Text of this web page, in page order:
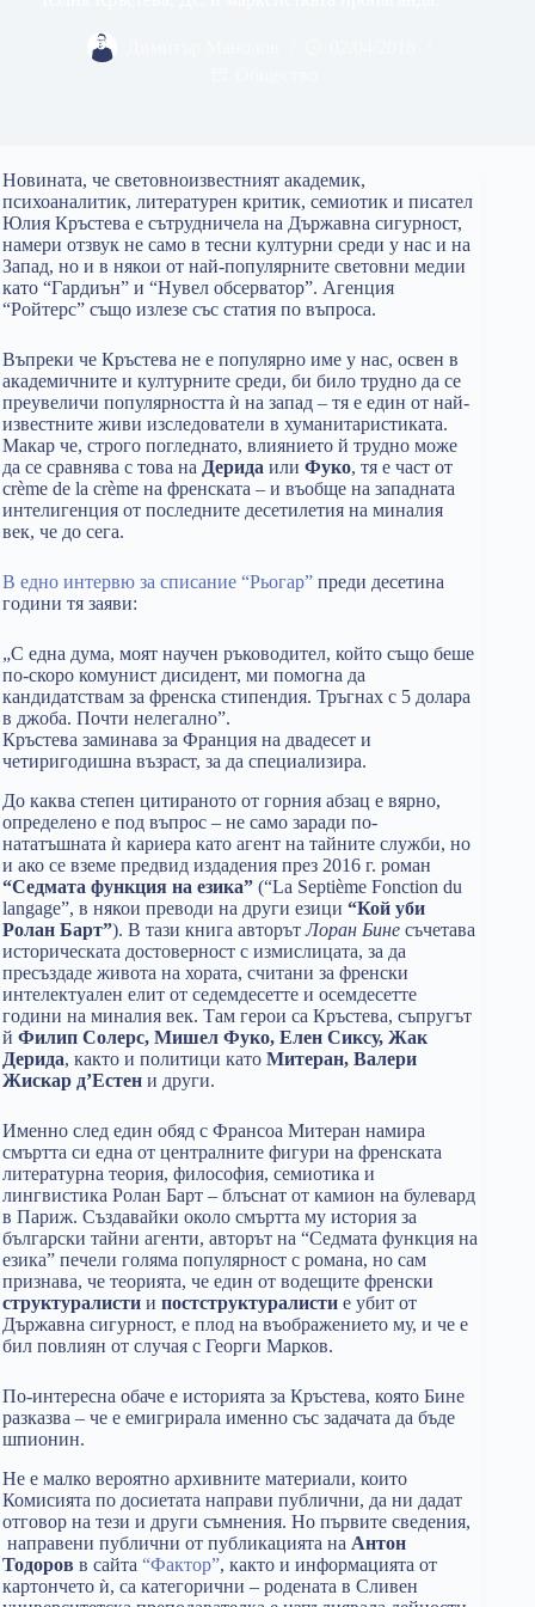
Новината, че световноизвестният академик,
психоаналитик, литературен критик, семиотик и писател
Юлия Кръстева е сътрудничела на Държавна сигурност,
намери отзвук не само в тесни културни среди у нас и на
Запад, но и в някои от най-популярните световни медии
като “Гардиън” и “Нувел обсерватор”. Агенция
“Ройтерс” също излезе със статия по въпроса.
Въпреки че Кръстева не е популярно име у нас, освен в
академичните и културните среди, би било трудно да се
преувеличи популярността ѝ на запад – тя е един от най-
известните живи изследователи в хуманитаристиката.
Макар че, строго погледнато, влиянието й трудно може
да се сравнява с това на Дерида или Фуко, тя е част от
crème de la crème на френската – и въобще на западната
интелигенция от последните десетилетия на миналия
век, че до сега.
В едно интервю за списание “Рьогар” преди десетина
години тя заяви:
„С една дума, моят научен ръководител, който също беше
по-скоро комунист дисидент, ми помогна да
кандидатствам за френска стипендия. Тръгнах с 5 долара
в джоба. Почти нелегално”.
Кръстева заминава за Франция на двадесет и
четиригодишна възраст, за да специализира.
До каква степен цитираното от горния абзац е вярно,
определено е под въпрос – не само заради по-
нататъшната ѝ кариера като агент на тайните служби, но
и ако се вземе предвид издадения през 2016 г. роман
“Седмата функция на езика” (“La Septième Fonction du
langage”, в някои преводи на други езици “Кой уби
Ролан Барт”). В тази книга авторътЛоран Бине съчетава
историческата достоверност с измислицата, за да
пресъздаде живота на хората, считани за френски
интелектуален елит от седемдесетте и осемдесетте
години на миналия век. Там герои са Кръстева, съпругът
й Филип Солерс, Мишел Фуко, Елен Сиксу, Жак
Дерида, както и политици като Митеран, Валери
Жискар д’Естен и други.
Именно след един обяд с Франсоа Митеран намира
смъртта си една от централните фигури на френската
литературна теория, философия, семиотика и
лингвистика Ролан Барт – блъснат от камион на булевард
в Париж. Създавайки около смъртта му история за
български тайни агенти, авторът на “Седмата функция на
езика” печели голяма популярност с романа, но сам
признава, че теорията, че един от водещите френски
структуралисти и постструктуралисти е убит от
Държавна сигурност, е плод на въображението му, и че е
бил повлиян от случая с Георги Марков.
По-интересна обаче е историята за Кръстева, която Бине
разказва – че е емигрирала именно със задачата да бъде
шпионин.
Не е малко вероятно архивните материали, които
Комисията по досиетата направи публични, да ни дадат
отговор на тези и други съмнения. Но първите сведения,
направени публични от публикацията на Антон
Тодоров в сайта “Фактор”, както и информацията от
картончето ѝ, са категорични – родената в Сливен